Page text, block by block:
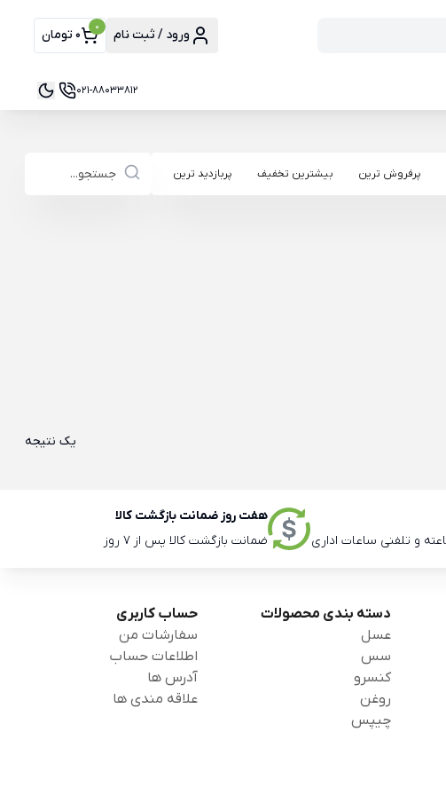
ورود / ثبت نام 0 0 تومان
021-88033812
پرفروش ترین بیشترین تخفیف پربازدید ترین
یک نتیجه
هفت روز ضمانت بازگشت کالا
ضمانت بازگشت کالا پس از 7 روز
دسته بندی محصولات
عسل
سس
کنسرو
روغن
چیپس
حساب کاربری
سفارشات من
اطلاعات حساب
آدرس ها
علاقه مندی ها